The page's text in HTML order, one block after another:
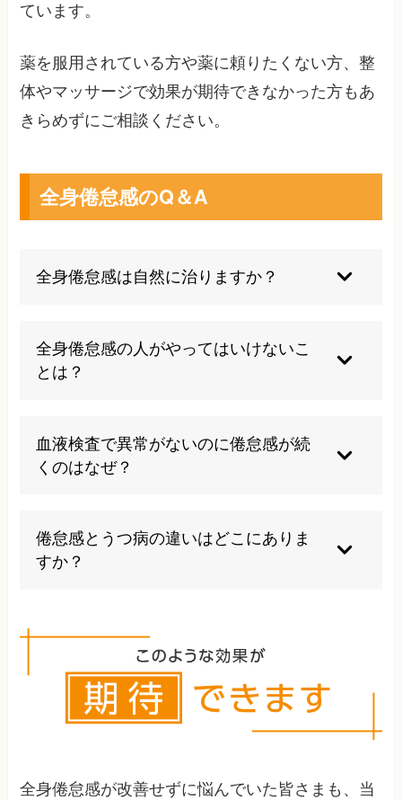
ています。
薬を服用されている方や薬に頼りたくない方、整
体やマッサージで効果が期待できなかった方もあ
きらめずにご相談ください。
全身倦怠感のQ＆A
全身倦怠感は自然に治りますか？
り自然回復しますが、慢性的な症状の場合は原因
疾患の治療が必要です。放置すると悪化する可能
全身倦怠感の人がやってはいけないこ
とは？
性があります。また、アルコールの過剰摂取や不
規則な生活リズムは避け、自己判断での薬物使用
も控えるべきです。
血液検査で異常がないのに倦怠感が続
くのはなぜ？
疲労症候群、精神的ストレス、睡眠の質の問題な
どが原因の可能性があります。総合的な評価が必
要です。
倦怠感とうつ病の違いはどこにありま
すか？
で、倦怠感は二次的な症状です。単純な倦怠感で
は精神症状は軽微で、主に身体的な疲労感が中心
となります。
全身倦怠感が改善せずに悩んでいた皆さまも、当